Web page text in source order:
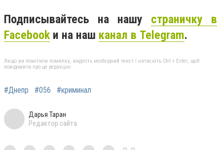
Подписывайтесь на нашу страничку в
Facebook и на наш канал в Telegram.
Якщо ви помітили помилку, виділіть необхідний текст і натисніть Ctrl + Enter, щоб
повідомити про це редакцію
#Днепр #056 #криминал
Дарья Таран
Редактор сайта